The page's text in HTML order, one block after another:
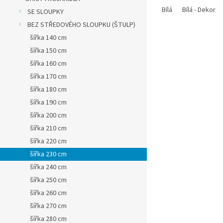
SE SLOUPKY
BEZ STŘEDOVÉHO SLOUPKU (ŠTULP)
šířka 140 cm
šířka 150 cm
šířka 160 cm
šířka 170 cm
šířka 180 cm
šířka 190 cm
šířka 200 cm
šířka 210 cm
šířka 220 cm
šířka 230 cm
šířka 240 cm
šířka 250 cm
šířka 260 cm
šířka 270 cm
šířka 280 cm
Bílá Bílá - Dekor